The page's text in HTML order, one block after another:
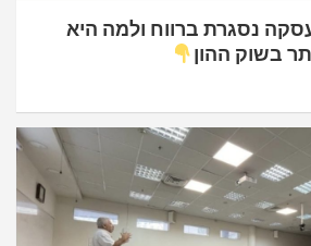
נסגרת ברווח ולמה היא
בשוק ההון